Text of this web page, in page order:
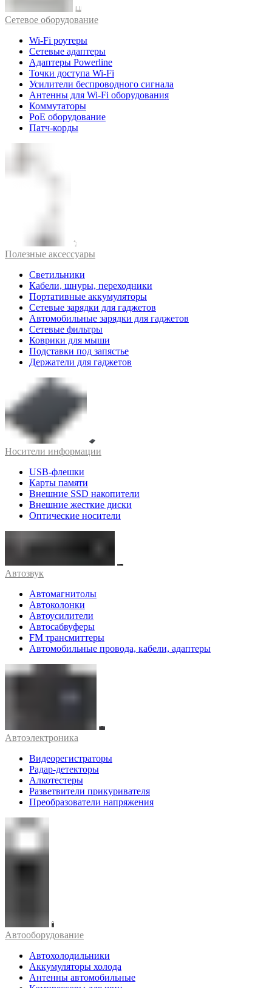
Cетевое оборудование
Wi-Fi роутеры
Сетевые адаптеры
Адаптеры Powerline
Точки доступа Wi-Fi
Усилители беспроводного сигнала
Антенны для Wi-Fi оборудования
Коммутаторы
PoE оборудование
Патч-корды
Полезные аксессуары
Светильники
Кабели, шнуры, переходники
Портативные аккумуляторы
Сетевые зарядки для гаджетов
Автомобильные зарядки для гаджетов
Сетевые фильтры
Коврики для мыши
Подставки под запястье
Держатели для гаджетов
Носители информации
USB-флешки
Карты памяти
Внешние SSD накопители
Внешние жесткие диски
Оптические носители
Автозвук
Автомагнитолы
Автоколонки
Автоусилители
Автосабвуферы
FM трансмиттеры
Автомобильные провода, кабели, адаптеры
Автоэлектроника
Видеорегистраторы
Радар-детекторы
Алкотестеры
Разветвители прикуривателя
Преобразователи напряжения
Автооборудование
Автохолодильники
Аккумуляторы холода
Антенны автомобильные